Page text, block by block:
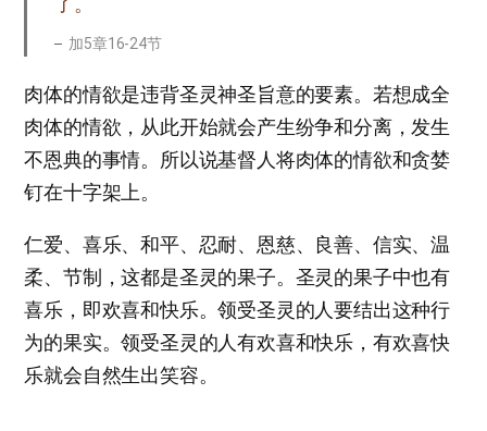
加5章16-24节
肉体的情欲是违背圣灵神圣旨意的要素。若想成全
肉体的情欲，从此开始就会产生纷争和分离，发生
不恩典的事情。所以说基督人将肉体的情欲和贪婪
钉在十字架上。
仁爱、喜乐、和平、忍耐、恩慈、良善、信实、温
柔、节制，这都是圣灵的果子。圣灵的果子中也有
喜乐，即欢喜和快乐。领受圣灵的人要结出这种行
为的果实。领受圣灵的人有欢喜和快乐，有欢喜快
乐就会自然生出笑容。